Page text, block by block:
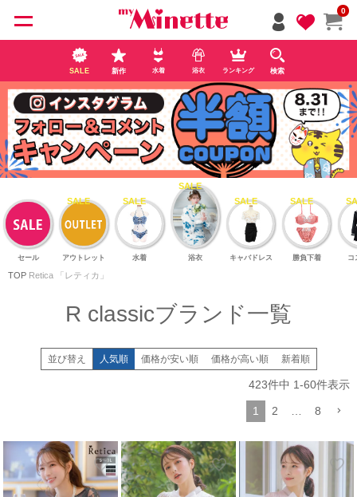
0
SALE 新作 水着 浴衣 ランキング 検索
セール アウトレット 水着 浴衣 キャバドレス 勝負下着 コ
TOP Retica 「レティカ」
R classicブランド一覧
並び替え 人気順 価格が安い順 価格が高い順 新着順
423件中 1-60件表示
1 2 … 8
ペー
ジト
ップ